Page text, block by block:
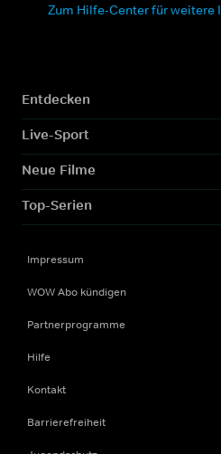
Zum Hilfe-Center für weitere
Entdecken
Live-Sport
Neue Filme
Top-Serien
Impressum
WOW Abo kündigen
Partnerprogramme
Hilfe
Kontakt
Barrierefreiheit